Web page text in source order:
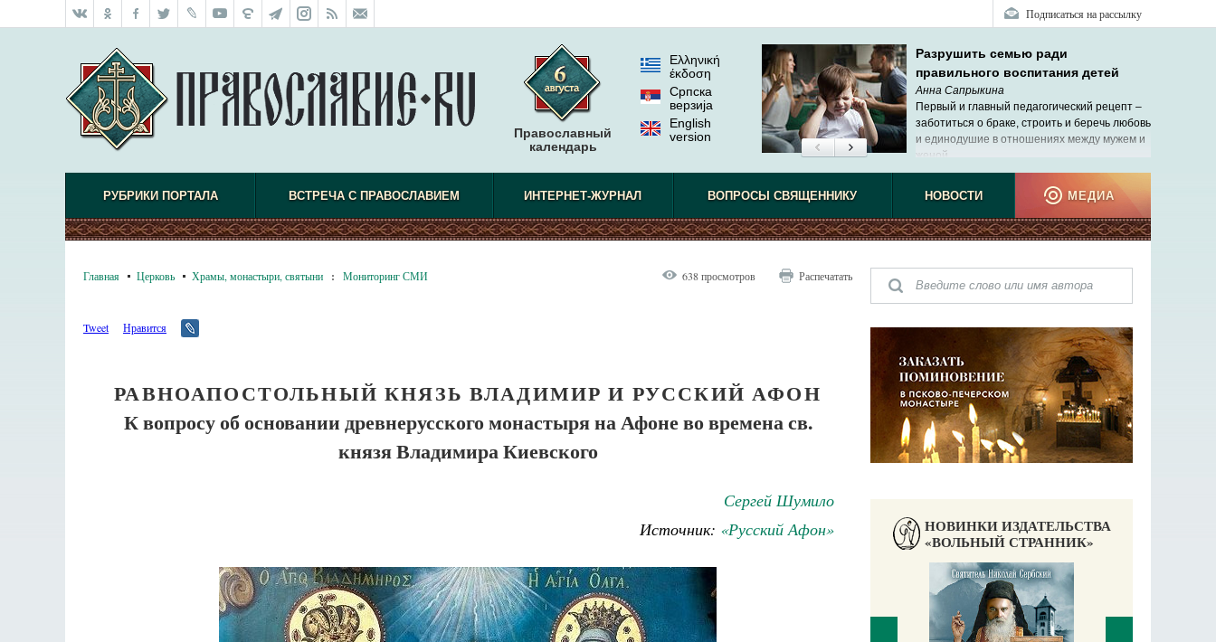
Подписаться на рассылку
Православный
календарь
Ελληνική
έκδοση
Српска
верзиjа
English
version
Разрушить семью ради
правильного воспитания детей
Анна Сапрыкина
Первый и главный педагогический рецепт –
заботиться о браке, строить и беречь любовь
и единодушие в отношениях между мужем и
женой.
РУБРИКИ ПОРТАЛА ВСТРЕЧА С ПРАВОСЛАВИЕМ ИНТЕРНЕТ-ЖУРНАЛ ВОПРОСЫ СВЯЩЕННИКУ НОВОСТИ МЕДИА
Главная Церковь Храмы, монастыри, святыни : Мониторинг СМИ 638 просмотров Распечатать
Tweet Нравится
РАВНОАПОСТОЛЬНЫЙ КНЯЗЬ ВЛАДИМИР И РУССКИЙ АФОН
К вопросу об основании древнерусского монастыря на Афоне во времена св.
князя Владимира Киевского
Сергей Шумило
Источник: «Русский Афон»
НОВИНКИ ИЗДАТЕЛЬСТВА
«ВОЛЬНЫЙ СТРАННИК»